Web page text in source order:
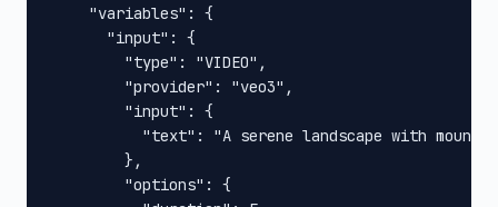
    "variables": {
      "input": {
        "type": "VIDEO",
        "provider": "veo3",
        "input": {
"text": "A serene landscape with
        },
        "options": {